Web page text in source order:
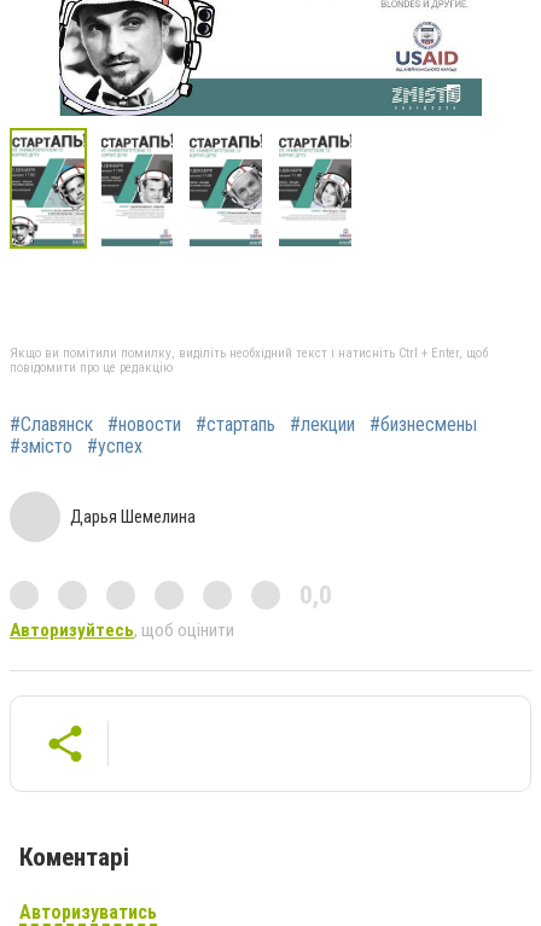
Якщо ви помітили помилку, виділіть необхідний текст і натисніть Ctrl + Enter, щоб
повідомити про це редакцію
#Славянск #новости #стартапь #лекции
#бизнесмены
#змісто
#успех
Дарья Шемелина
0,0
Авторизуйтесь, щоб оцінити
Коментарі
Авторизуватись